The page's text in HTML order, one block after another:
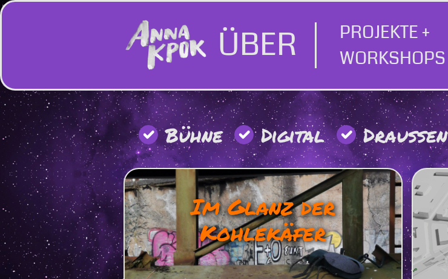
Hauptnavigation ÜBER
PROJEKTE +
WORKSHOPS
Bühne Digital Draußen
Im Glanz der
Kohlekäfer